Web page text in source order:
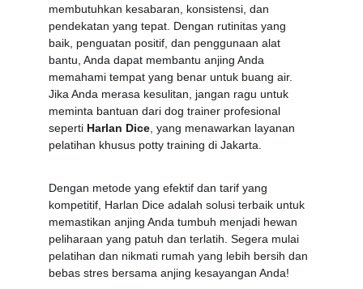
membutuhkan kesabaran, konsistensi, dan
pendekatan yang tepat. Dengan rutinitas yang
baik, penguatan positif, dan penggunaan alat
bantu, Anda dapat membantu anjing Anda
memahami tempat yang benar untuk buang air.
Jika Anda merasa kesulitan, jangan ragu untuk
meminta bantuan dari dog trainer profesional
seperti Harlan Dice , yang menawarkan layanan
pelatihan khusus potty training di Jakarta.
Dengan metode yang efektif dan tarif yang
kompetitif, Harlan Dice adalah solusi terbaik untuk
memastikan anjing Anda tumbuh menjadi hewan
peliharaan yang patuh dan terlatih. Segera mulai
pelatihan dan nikmati rumah yang lebih bersih dan
bebas stres bersama anjing kesayangan Anda!